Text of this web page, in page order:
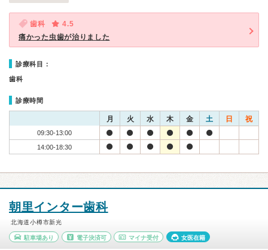
歯科
4.5
痛かった虫歯が治りました
診療科目：
歯科
診療時間
月 火 水 木 金 土 日 祝
09:30-13:00
14:00-18:30
朝里インター歯科
北海道小樽市新光
駐車場あり 電子決済可 マイナ受付 女医在籍